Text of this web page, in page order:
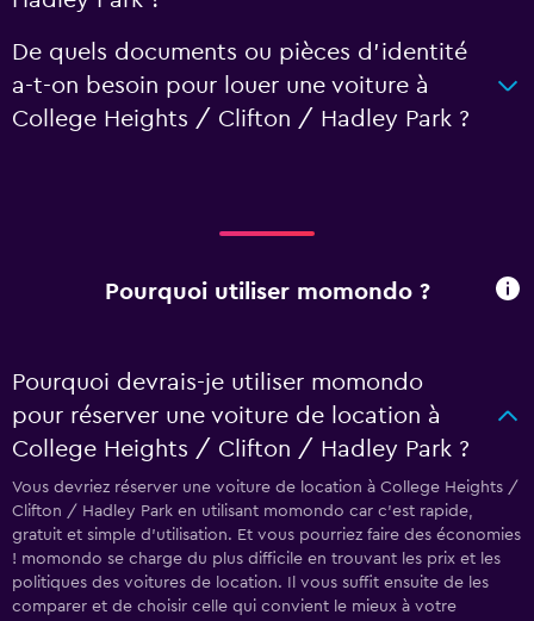
De quels documents ou pièces d'identité
a-t-on besoin pour louer une voiture à
College Heights / Clifton / Hadley Park ?
Pourquoi utiliser momondo ?
Pourquoi devrais-je utiliser momondo
pour réserver une voiture de location à
College Heights / Clifton / Hadley Park ?
Vous devriez réserver une voiture de location à College Heights /
Clifton / Hadley Park en utilisant momondo car c'est rapide,
gratuit et simple d'utilisation. Et vous pourriez faire des économies
! momondo se charge du plus difficile en trouvant les prix et les
politiques des voitures de location. Il vous suffit ensuite de les
comparer et de choisir celle qui convient le mieux à votre